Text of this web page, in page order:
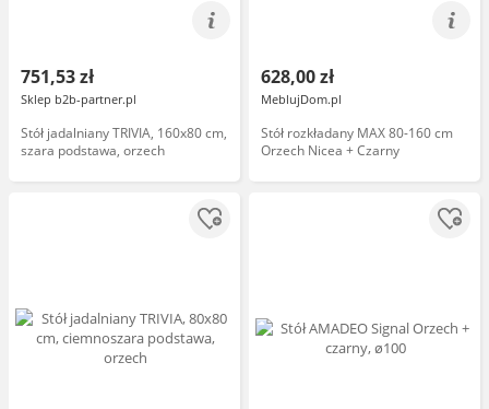
751,53 zł
Sklep b2b-partner.pl
Stół jadalniany TRIVIA, 160x80 cm,
szara podstawa, orzech
628,00 zł
MeblujDom.pl
Stół rozkładany MAX 80-160 cm
Orzech Nicea + Czarny